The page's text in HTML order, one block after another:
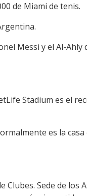
de Miami de tenis.
Messi y el Al-Ahly
Stadium es el
es la
Sede de los